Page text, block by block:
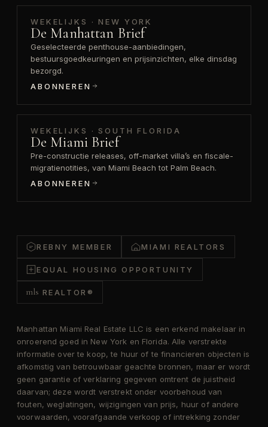
WEKELIJKS · NEW YORK
De Manhattan Brief
Geselecteerde penthouse-aanbiedingen,
bestuursgoedkeuringen en prijsinzichten, elke dinsdag
bezorgd.
ABONNEREN
WEKELIJKS · SOUTH FLORIDA
De Miami Brief
Pre-constructie releases, off-market villa’s en fiscale-
migratienotities, van Miami Beach tot Palm Beach.
ABONNEREN
REBNY MEMBER MIAMI REALTORS
EQUAL HOUSING OPPORTUNITY
mls REALTOR®
Manhattan Miami Real Estate LLC is een erkend makelaar in
onroerend goed in New York en Florida. Alle verstrekte
informatie over te koop, te huur of te financieren objecten is
afkomstig van betrouwbaar geachte bronnen, maar er wordt
geen garantie of verklaring gegeven omtrent de juistheid
daarvan; deze wordt verstrekt onder voorbehoud van
fouten, weglatingen, wijzigingen van prijs, huur of andere
voorwaarden, voorafgaande verkoop of intrekking zonder